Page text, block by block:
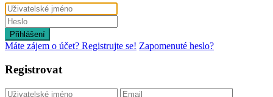
Přihlášení
Máte zájem o účet? Registrujte se! Zapomenuté heslo?
Registrovat